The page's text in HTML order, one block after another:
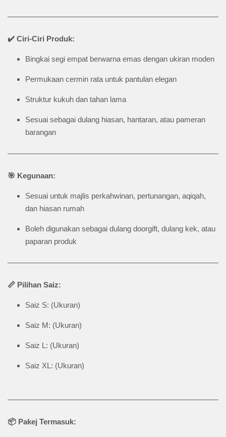
✔️ Ciri-Ciri Produk:
Bingkai segi empat berwarna emas dengan ukiran moden
Permukaan cermin rata untuk pantulan elegan
Struktur kukuh dan tahan lama
Sesuai sebagai dulang hiasan, hantaran, atau pameran
barangan
🎯 Kegunaan:
Sesuai untuk majlis perkahwinan, pertunangan, aqiqah,
dan hiasan rumah
Boleh digunakan sebagai dulang doorgift, dulang kek, atau
paparan produk
📏 Pilihan Saiz:
Saiz S: (Ukuran)
Saiz M: (Ukuran)
Saiz L: (Ukuran)
Saiz XL: (Ukuran)
📦 Pakej Termasuk: